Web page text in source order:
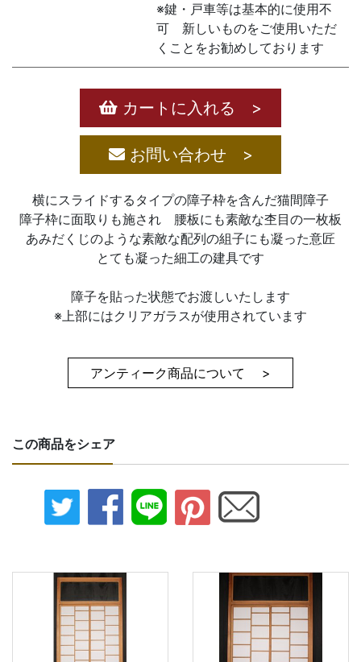
※鍵・戸車等は基本的に使用不
可 新しいものをご使用いただ
くことをお勧めしております
カートに入れる >
お問い合わせ >
横にスライドするタイプの障子枠を含んだ猫間障子
障子枠に面取りも施され 腰板にも素敵な杢目の一枚板
あみだくじのような素敵な配列の組子にも凝った意匠
とても凝った細工の建具です
障子を貼った状態でお渡しいたします
※上部にはクリアガラスが使用されています
アンティーク商品について >
この商品をシェア